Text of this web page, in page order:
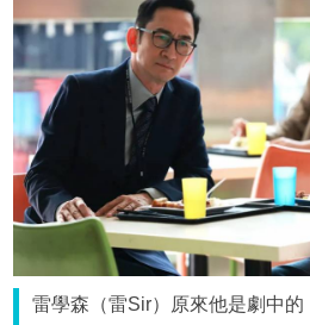
雷學森（雷Sir）原來他是劇中